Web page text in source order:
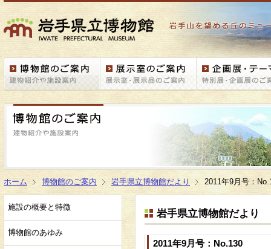
ホーム 博物館のご案内 岩手県立博物館だより 2011年9月号：
施設の概要と特徴
博物館のあゆみ
岩手県立博物館だより
2011年9月号：No.130